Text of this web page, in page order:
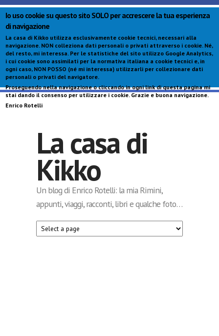
Io uso cookie su questo sito SOLO per accrescere la tua esperienza
di navigazione
La casa di Kikko utilizza esclusivamente cookie tecnici, necessari alla
navigazione. NON colleziona dati personali o privati attraverso i cookie. Né,
del resto, mi interessa. Per le statistiche del sito utilizzo Google Analytics,
i cui cookie sono assimilati per la normativa italiana a cookie tecnici e, in
ogni caso, NON POSSO (né mi interessa) utilizzarli per collezionare dati
personali o privati del navigatore.
Proseguendo nella navigazione o cliccando in ogni link di questa pagina mi
stai dando il consenso per utilizzare i cookie. Grazie e buona navigazione.
Enrico Rotelli
La casa di
Kikko
Un blog di Enrico Rotelli: la mia Rimini,
appunti, viaggi, racconti, libri e qualche foto…